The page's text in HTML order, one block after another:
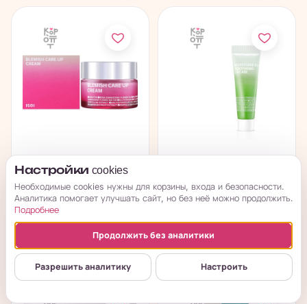
ISOI Cream Blemish
Care Up - Крем для
ухода за...
под заказ
от 1 319₽
→
для лица...
879₽
Настройки cookies
Необходимые cookies нужны для корзины, входа и безопасности.
Аналитика помогает улучшать сайт, но без неё можно продолжить.
Подробнее
Продолжить без аналитики
Разрешить аналитику Настроить